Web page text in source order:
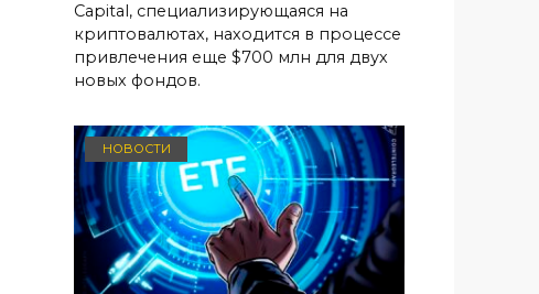
Capital, специализирующаяся на
криптовалютах, находится в процессе
привлечения еще $700 млн для двух
новых фондов.
НОВОСТИ